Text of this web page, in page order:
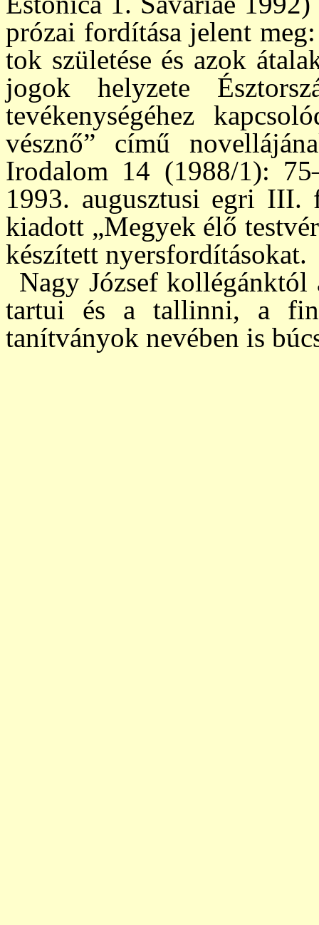
pró­zai fordítása jelent
tok születése és azok
jogok helyzete
tevékenységéhez
vésznő” című
Irodalom 14 (1988/1):
1993. augusz­tusi egri III.
kiadott „Megyek élő
készített nyersfordításokat.
Nagy József kollégánktól
tartui és a tal­lin­ni, a
tanítványok nevében is